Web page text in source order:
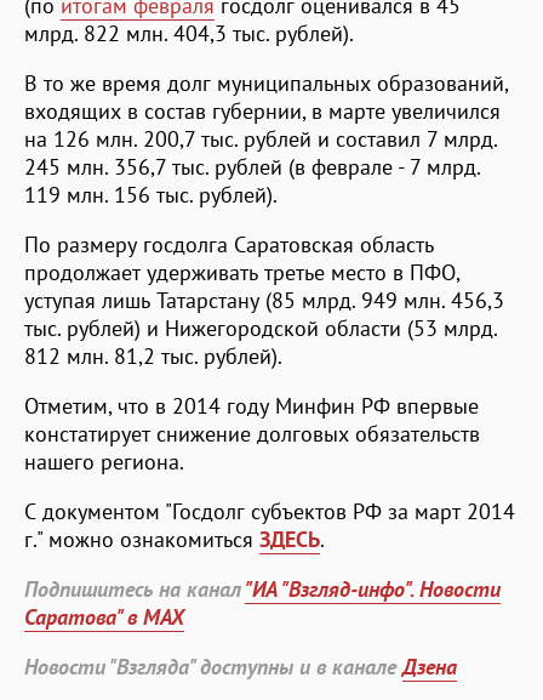
млрд. 822 млн. 404,3 тыс. рублей).
В то же время долг муниципальных образований,
входящих в состав губернии, в марте увеличился
на 126 млн. 200,7 тыс. рублей и составил 7 млрд.
245 млн. 356,7 тыс. рублей (в феврале - 7 млрд.
119 млн. 156 тыс. рублей).
По размеру госдолга Саратовская область
продолжает удерживать третье место в ПФО,
уступая лишь Татарстану (85 млрд. 949 млн. 456,3
тыс. рублей) и Нижегородской области (53 млрд.
812 млн. 81,2 тыс. рублей).
Отметим, что в 2014 году Минфин РФ впервые
констатирует снижение долговых обязательств
нашего региона.
С документом "Госдолг субъектов РФ за март 2014
г." можно ознакомиться ЗДЕСЬ.
Подпишитесь на канал"ИА "Взгляд-инфо". Новости
Саратова" в MAX
Новости "Взгляда" доступны и в каналеДзена